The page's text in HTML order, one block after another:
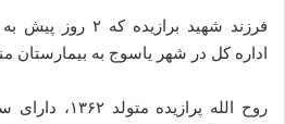
فرزند شهید
اداره کل در شهر یاسوج به بیمارستان
روح الله